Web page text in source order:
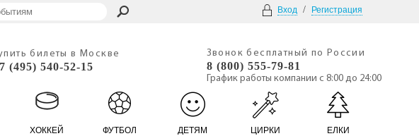
Вход / Регистрация
билеты в Москве
(495) 540-52-15
Звонок бесплатный по России
8 (800) 555-79-81
График работы компании с 8:00 до 24:00
ХОККЕЙ ФУТБОЛ ДЕТЯМ ЦИРКИ ЕЛКИ